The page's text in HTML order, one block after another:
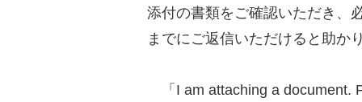
添付の書類をご確認いただき、
までにご返信いただけると助か
「I am attaching a document.